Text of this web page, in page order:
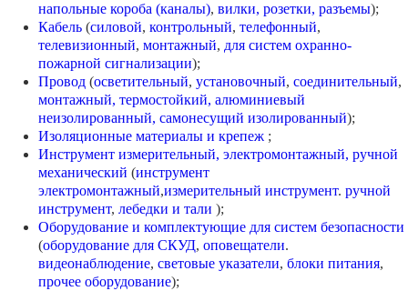
напольные короба (каналы), вилки, розетки, разъемы);
Кабель (силовой, контрольный, телефонный,
телевизионный, монтажный, для систем охранно-
пожарной сигнализации);
Провод (осветительный, установочный, соединительный,
монтажный, термостойкий, алюминиевый
неизолированный, самонесущий изолированный);
Изоляционные материалы и крепеж ;
Инструмент измерительный, электромонтажный, ручной
механический (инструмент
электромонтажный,измерительный инструмент. ручной
инструмент, лебедки и тали );
Оборудование и комплектующие для систем безопасности
(оборудование для СКУД, оповещатели.
видеонаблюдение, световые указатели, блоки питания,
прочее оборудование);